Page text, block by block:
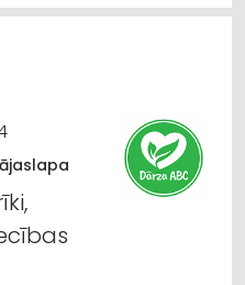
UN PAKALPOJUMI